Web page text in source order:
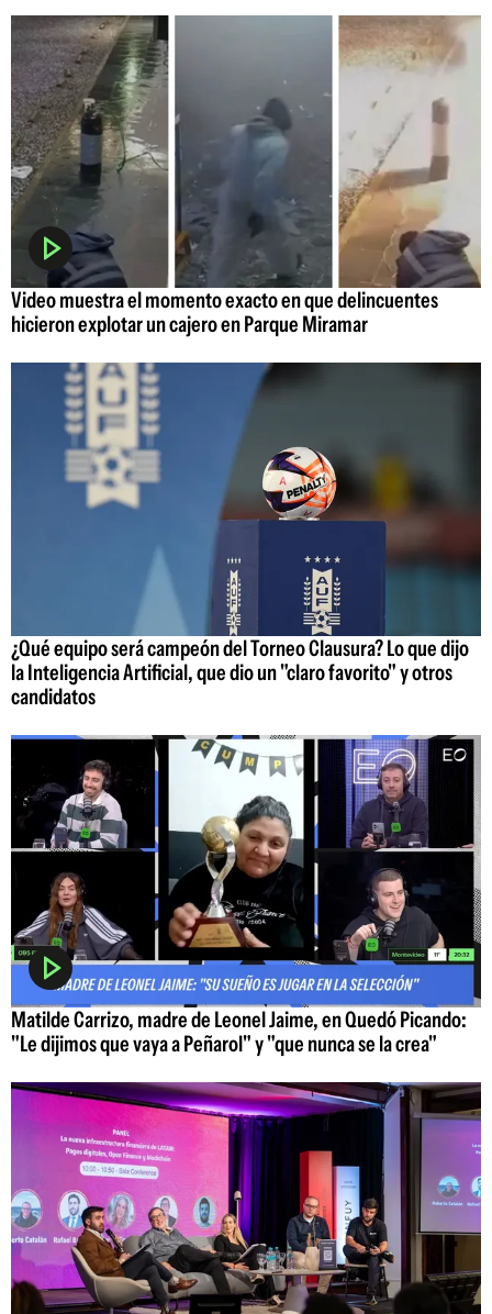
Video muestra el momento exacto en que delincuentes
hicieron explotar un cajero en Parque Miramar
¿Qué equipo será campeón del Torneo Clausura? Lo que dijo
la Inteligencia Artificial, que dio un "claro favorito" y otros
candidatos
Matilde Carrizo, madre de Leonel Jaime, en Quedó Picando:
"Le dijimos que vaya a Peñarol" y "que nunca se la crea"